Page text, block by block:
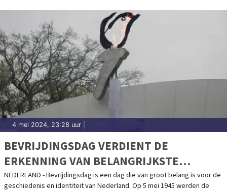
4 mei 2024, 23:28 uur
BEVRIJDINGSDAG VERDIENT DE
ERKENNING VAN BELANGRIJKSTE
FEESTDAG VAN HET JAAR
NEDERLAND - Bevrijdingsdag is een dag die van groot belang is voor de
geschiedenis en identiteit van Nederland. Op 5 mei 1945 werden de